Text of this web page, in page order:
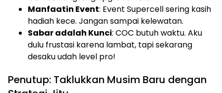
Manfaatin Event: Event Supercell sering kasih
hadiah kece. Jangan sampai kelewatan.
Sabar adalah Kunci: COC butuh waktu. Aku
dulu frustasi karena lambat, tapi sekarang
desaku udah level pro!
Penutup: Taklukkan Musim Baru dengan